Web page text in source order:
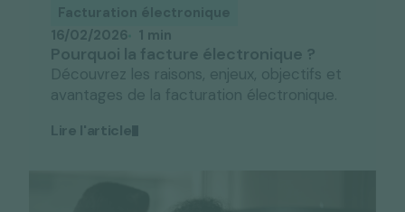
Facturation électronique
16/02/2026
1 min
Pourquoi la facture électronique ?
Découvrez les raisons, enjeux, objectifs et
avantages de la facturation électronique.
Lire l'article